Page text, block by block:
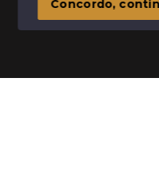
SITE PARA IMOBILIARIA
Concordo,